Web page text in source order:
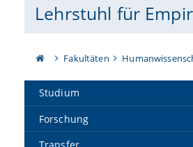
Lehrstuhl für
Fakultäten
Studium
Forschung